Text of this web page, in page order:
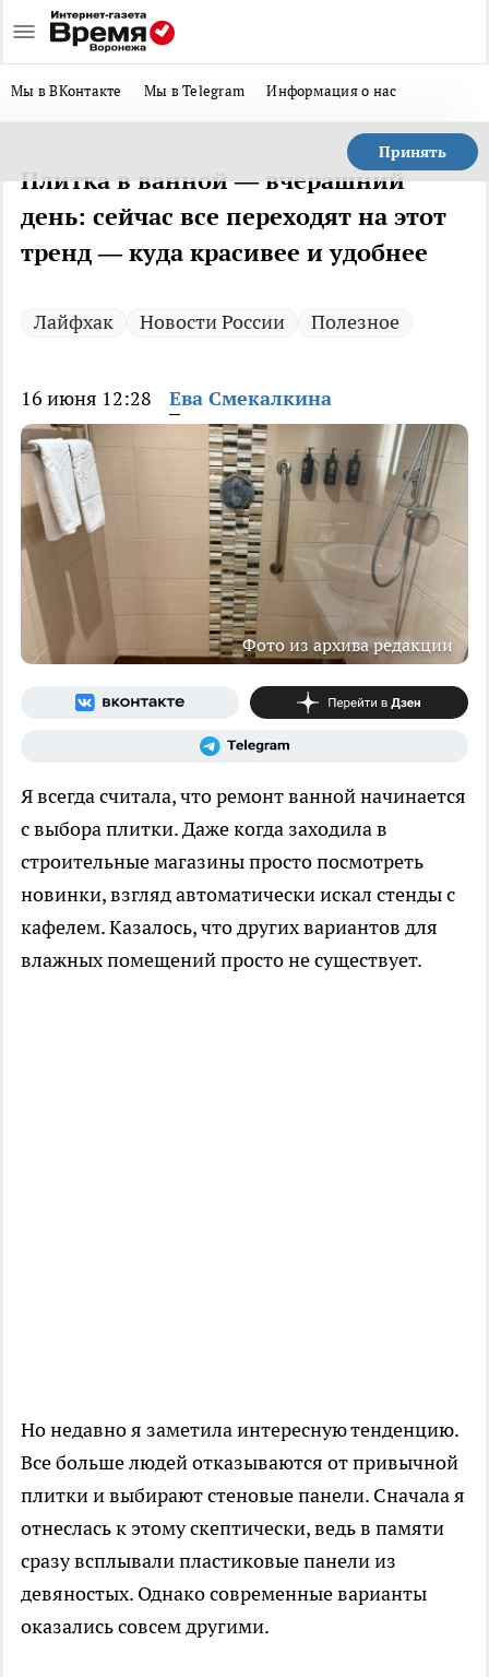
Мы в ВКонтакте Мы в Telegram Информация о нас
Принять
Плитка в ванной — вчерашний
день: сейчас все переходят на этот
тренд — куда красивее и удобнее
Лайфхак Новости России Полезное
16 июня 12:28 Ева Смекалкина
Фото из архива редакции
Я всегда считала, что ремонт ванной начинается
с выбора плитки. Даже когда заходила в
строительные магазины просто посмотреть
новинки, взгляд автоматически искал стенды с
кафелем. Казалось, что других вариантов для
влажных помещений просто не существует.
Но недавно я заметила интересную тенденцию.
Все больше людей отказываются от привычной
плитки и выбирают стеновые панели. Сначала я
отнеслась к этому скептически, ведь в памяти
сразу всплывали пластиковые панели из
девяностых. Однако современные варианты
оказались совсем другими.